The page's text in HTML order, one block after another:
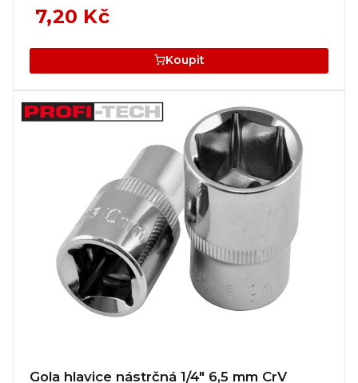
7,20 Kč
Koupit
Gola hlavice nástrčná 1/4" 6,5 mm CrV